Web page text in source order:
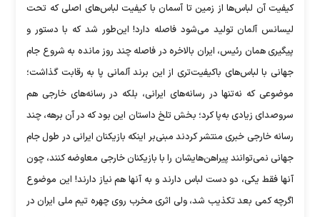
کیفیت آن لباس‌ها از زمین تا آسمان با کیفیت لباس‌های اصلی که تحت
لیسانس آلمان تولید می‌شود فاصله دارد! این‌طور شد که با دستور و
پیگیری همان رئیس، ایران بالاخره در فاصله چند روز مانده به شروع جام
جهانی با لباس‌های باکیفیت‌تری از این برند آلمانی پا به رقابت گذاشت؛
موضوعی که نه‌تنها در رسانه‌های ایرانی، بلکه در رسانه‌های خارجی هم
سروصدای زیادی به‌پا کرد؛ بخش تلخ داستان این بود که در آن برهه، چند
رسانه خارجی خبری منتشر کردند مبنی‌بر اینکه بازیکنان ایرانی در طول جام
جهانی نمی‌توانند پیراهن‌هایشان را با بازیکنان خارجی معاوضه کنند، چون
آنها فقط یکی، دو دست لباس دارند و به آنها هم نیاز دارند! این موضوع
اگرچه کمی بعد تکذیب شد، ولی اثری مخرب روی چهره تیم ملی ایران در